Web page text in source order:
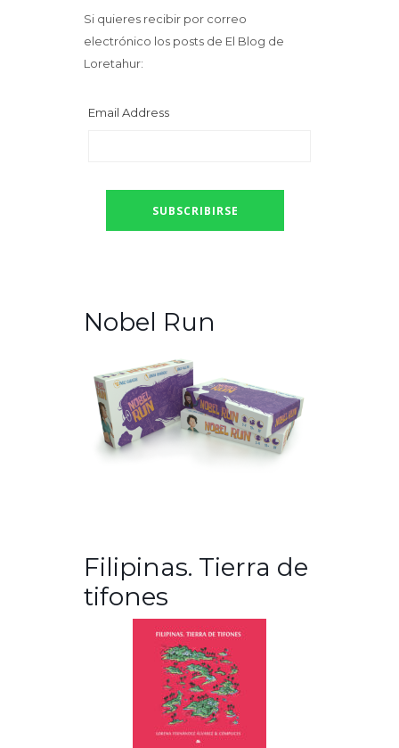
Si quieres recibir por correo
electrónico los posts de El Blog de
Loretahur:
Email Address
Nobel Run
Filipinas. Tierra de
tifones